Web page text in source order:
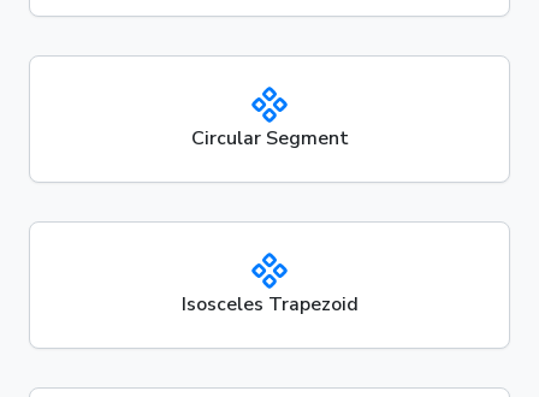
Circular Segment
Isosceles Trapezoid